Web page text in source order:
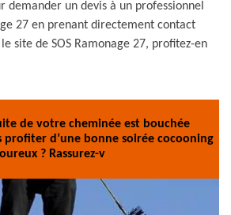
demander un devis à un professionnel
27 en prenant directement contact
site de SOS Ramonage 27, profitez-en
de votre cheminée est bouchée
profiter d’une bonne soirée cocooning
? Rassurez-v